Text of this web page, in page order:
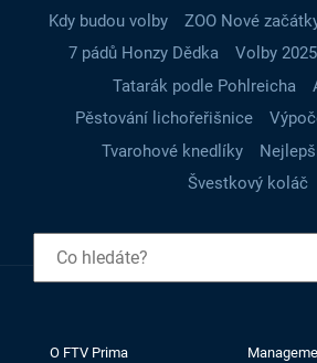
Kdy budou volby
ZOO Nové
7 pádů Honzy Dědka
Volby 2025
Tatarák podle Pohlreicha
Pěstování lichořeřišnice
Tvarohové knedlíky
Švestkový koláč
O FTV Prima